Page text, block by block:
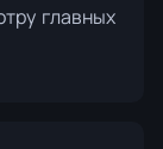
главных